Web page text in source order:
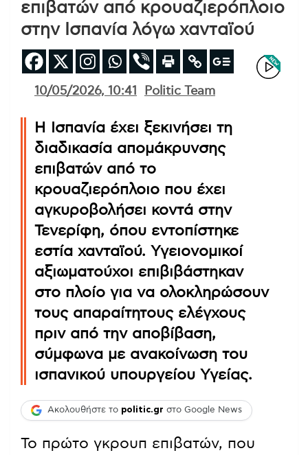
επιβατών από κρουαζιερόπλοιο
στην Ισπανία λόγω χανταϊού
10/05/2026, 10:41 Politic Team
Η Ισπανία έχει ξεκινήσει τη
διαδικασία απομάκρυνσης
επιβατών από το
κρουαζιερόπλοιο που έχει
αγκυροβολήσει κοντά στην
Τενερίφη, όπου εντοπίστηκε
εστία χανταϊού. Υγειονομικοί
αξιωματούχοι επιβιβάστηκαν
στο πλοίο για να ολοκληρώσουν
τους απαραίτητους ελέγχους
πριν από την αποβίβαση,
σύμφωνα με ανακοίνωση του
ισπανικού υπουργείου Υγείας.
Ακολουθήστε το politic.gr στο Google News
Το πρώτο γκρουπ επιβατών, που